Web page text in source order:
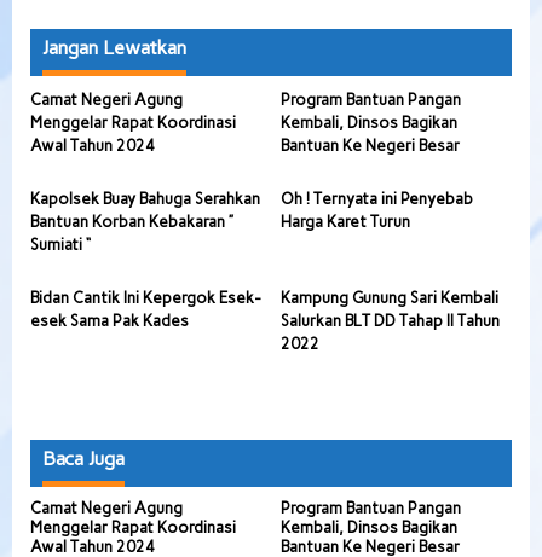
Jangan Lewatkan
Camat Negeri Agung
Menggelar Rapat Koordinasi
Awal Tahun 2024
Program Bantuan Pangan
Kembali, Dinsos Bagikan
Bantuan Ke Negeri Besar
Kapolsek Buay Bahuga Serahkan
Bantuan Korban Kebakaran ”
Sumiati “
Oh ! Ternyata ini Penyebab
Harga Karet Turun
Bidan Cantik Ini Kepergok Esek-
esek Sama Pak Kades
Kampung Gunung Sari Kembali
Salurkan BLT DD Tahap II Tahun
2022
Baca Juga
Camat Negeri Agung
Menggelar Rapat Koordinasi
Awal Tahun 2024
Program Bantuan Pangan
Kembali, Dinsos Bagikan
Bantuan Ke Negeri Besar